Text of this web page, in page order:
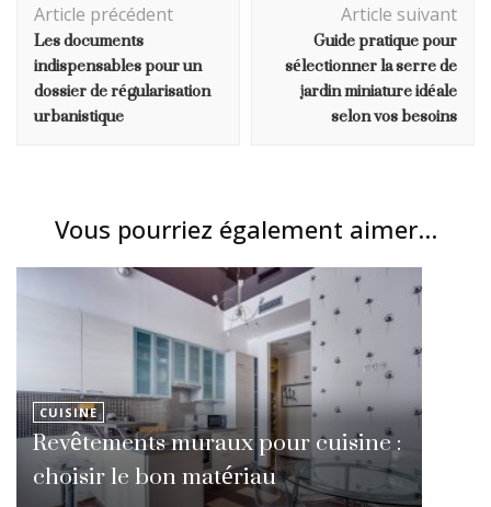
d'article
Article précédent
Les documents
indispensables pour un
dossier de régularisation
urbanistique
Article suivant
Guide pratique pour
sélectionner la serre de
jardin miniature idéale
selon vos besoins
Vous pourriez également aimer...
CUISINE
Revêtements muraux pour cuisine :
choisir le bon matériau